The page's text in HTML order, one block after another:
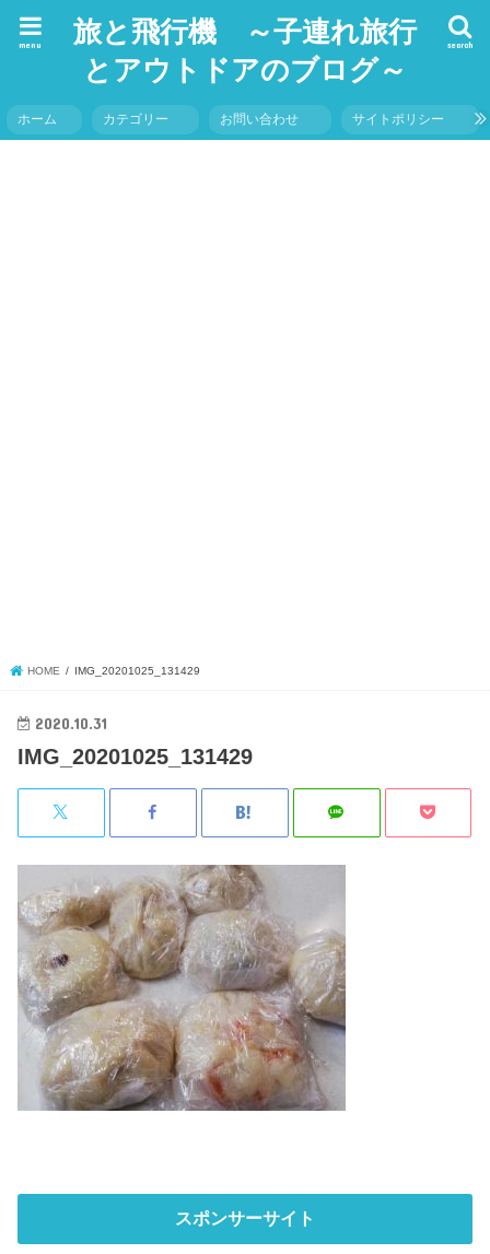
旅と飛行機 ～子連れ旅行
とアウトドアのブログ～
search
menu
ホーム カテゴリー お問い合わせ サイトポリシー
HOME IMG_20201025_131429
2020.10.31
IMG_20201025_131429
スポンサーサイト